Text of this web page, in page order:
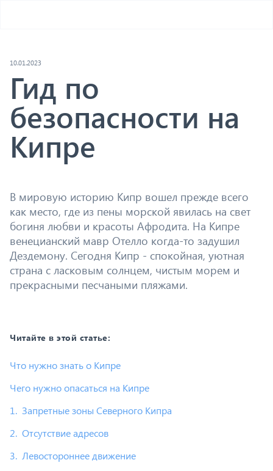
10.01.2023
Гид по
безопасности на
Кипре
В мировую историю Кипр вошел прежде всего
как место, где из пены морской явилась на свет
богиня любви и красоты Афродита. На Кипре
венецианский мавр Отелло когда-то задушил
Дездемону. Сегодня Кипр - спокойная, уютная
страна с ласковым солнцем, чистым морем и
прекрасными песчаными пляжами.
Читайте в этой статье:
Что нужно знать о Кипре
Чего нужно опасаться на Кипре
1. Запретные зоны Северного Кипра
2. Отсутствие адресов
3. Левостороннее движение